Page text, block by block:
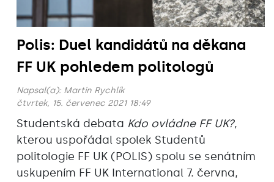
Polis: Duel kandidátů na děkana
FF UK pohledem politologů
Napsal(a): Martin Rychlík
čtvrtek, 15. červenec 2021 18:49
Studentská debata Kdo ovládne FF UK?,
kterou uspořádal spolek Studentů
politologie FF UK (POLIS) spolu se senátním
uskupením FF UK International 7. června,